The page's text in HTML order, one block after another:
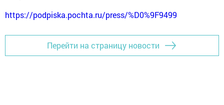
https://podpiska.pochta.ru/press/%D0%9F9499
Перейти на страницу новости